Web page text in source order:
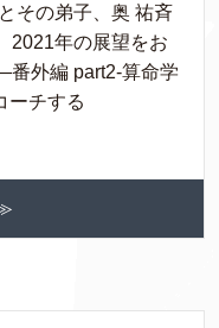
その弟子、奥 祐斉
2021年の展望をお
外編 part2-算命学
ーチする